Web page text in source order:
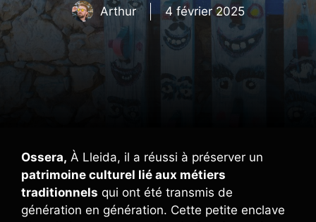
Arthur 4 février 2025
Ossera, À Lleida, il a réussi à préserver un
patrimoine culturel lié aux métiers
traditionnels qui ont été transmis de
génération en génération. Cette petite enclave